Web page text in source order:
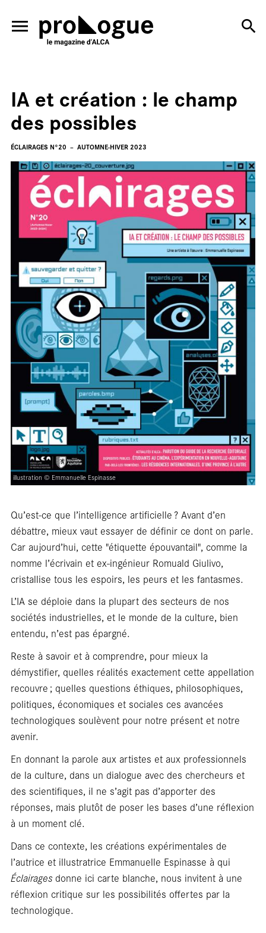
ALLER AU CONTENU PRINCIPAL
IA et création : le champ
des possibles
ÉCLAIRAGES N°20 AUTOMNE-HIVER 2023
illustration © Emmanuelle Espinasse
Qu’est-ce que l’intelligence artificielle ? Avant d’en
débattre, mieux vaut essayer de définir ce dont on parle.
Car aujourd’hui, cette "étiquette épouvantail", comme la
nomme l’écrivain et ex-ingénieur Romuald Giulivo,
cristallise tous les espoirs, les peurs et les fantasmes.
L’IA se déploie dans la plupart des secteurs de nos
sociétés industrielles, et le monde de la culture, bien
entendu, n’est pas épargné.
Reste à savoir et à comprendre, pour mieux la
démystifier, quelles réalités exactement cette appellation
recouvre ; quelles questions éthiques, philosophiques,
politiques, économiques et sociales ces avancées
technologiques soulèvent pour notre présent et notre
avenir.
En donnant la parole aux artistes et aux professionnels
de la culture, dans un dialogue avec des chercheurs et
des scientifiques, il ne s’agit pas d’apporter des
réponses, mais plutôt de poser les bases d’une réflexion
à un moment clé.
Dans ce contexte, les créations expérimentales de
l’autrice et illustratrice Emmanuelle Espinasse à qui
Éclairages donne ici carte blanche, nous invitent à une
réflexion critique sur les possibilités offertes par la
technologique.